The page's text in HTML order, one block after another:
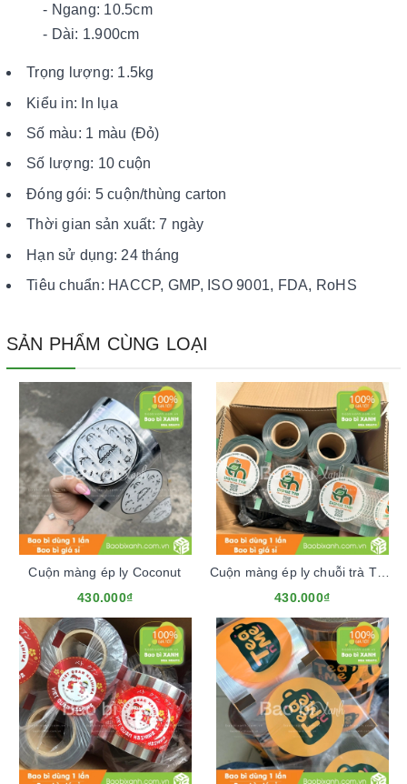
- Ngang: 10.5cm
- Dài: 1.900cm
Trọng lượng: 1.5kg
Kiểu in: In lụa
Số màu: 1 màu (Đỏ)
Số lượng: 10 cuộn
Đóng gói: 5 cuộn/thùng carton
Thời gian sản xuất: 7 ngày
Hạn sử dụng: 24 tháng
Tiêu chuẩn: HACCP, GMP, ISO 9001, FDA, RoHS
SẢN PHẨM CÙNG LOẠI
Cuộn màng ép ly Coconut
430.000₫
Cuộn màng ép ly chuỗi trà Thái Chamue Thái
430.000₫